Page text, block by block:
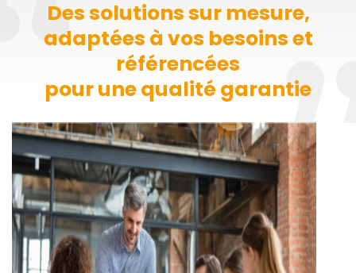
Des solutions sur mesure,
adaptées à vos besoins et
référencées
pour une qualité garantie